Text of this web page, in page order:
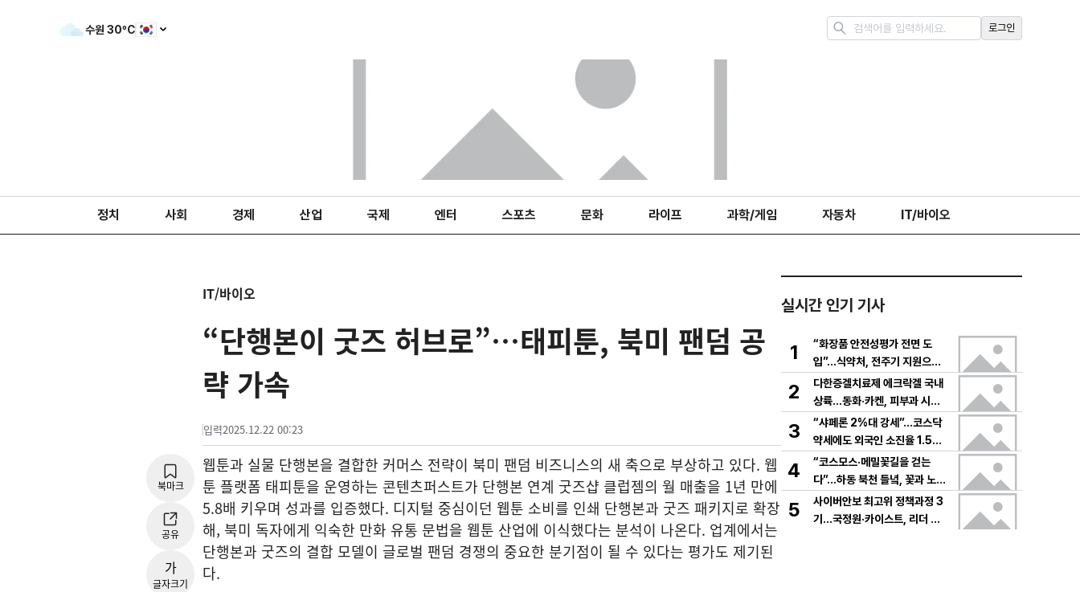
수원 30ºC 로그인
정치 사회 경제 산업 국제 엔터 스포츠 문화 라이프 과학/게임 자동차 IT/바이오
IT/바이오
“단행본이 굿즈 허브로”…태피툰, 북미 팬덤 공
략 가속
입력2025.12.22 00:23
북마크
공유
가
글자크기
웹툰과 실물 단행본을 결합한 커머스 전략이 북미 팬덤 비즈니스의 새 축으로 부상하고 있다. 웹
툰 플랫폼 태피툰을 운영하는 콘텐츠퍼스트가 단행본 연계 굿즈샵 클럽젬의 월 매출을 1년 만에
5.8배 키우며 성과를 입증했다. 디지털 중심이던 웹툰 소비를 인쇄 단행본과 굿즈 패키지로 확장
해, 북미 독자에게 익숙한 만화 유통 문법을 웹툰 산업에 이식했다는 분석이 나온다. 업계에서는
단행본과 굿즈의 결합 모델이 글로벌 팬덤 경쟁의 중요한 분기점이 될 수 있다는 평가도 제기된
다.
실시간 인기 기사
1
“화장품 안전성평가 전면 도
입”…식약처, 전주기 지원으로
K뷰티 고도화
2
다한증겔치료제 에크락겔 국내
상륙…동화·카켄, 피부과 시장
공략
3
“샤페론 2%대 강세”…코스닥
약세에도 외국인 소진율 1.5
9% 기록
4
“코스모스·메밀꽃길을 걷는
다”…하동 북천 들녘, 꽃과 노래
로 물드는 가을의 하루
5
사이버안보 최고위 정책과정 3
기…국정원·카이스트, 리더 안